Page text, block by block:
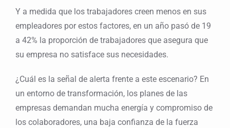
Y a medida que los trabajadores creen menos en sus
empleadores por estos factores, en un año pasó de 19
a 42% la proporción de trabajadores que asegura que
su empresa no satisface sus necesidades.
¿Cuál es la señal de alerta frente a este escenario? En
un entorno de transformación, los planes de las
empresas demandan mucha energía y compromiso de
los colaboradores, una baja confianza de la fuerza